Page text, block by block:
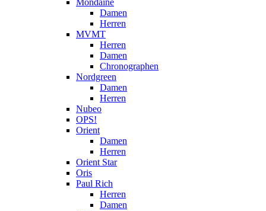
Mondaine
Damen
Herren
MVMT
Herren
Damen
Chronographen
Nordgreen
Damen
Herren
Nubeo
OPS!
Orient
Damen
Herren
Orient Star
Oris
Paul Rich
Herren
Damen